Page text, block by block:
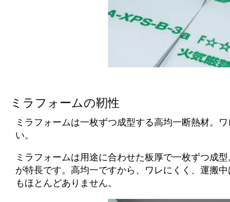
ミラフォームの靭性
ミラフォームは一枚ずつ成型する高均一断熱材。
い。
ミラフォームは用途に合わせた板厚で一枚ずつ成
が特長です。高均一ですから、ワレにくく、運搬
もほとんどありません。